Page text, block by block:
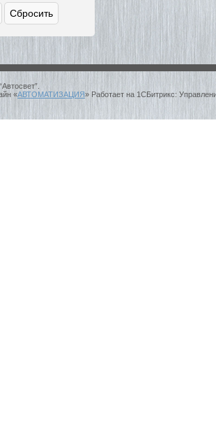
«АВТОМАТИЗАЦИЯ» Работает на 1СБитрикс: